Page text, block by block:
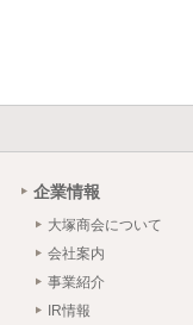
企業情報
大塚商会について
会社案内
事業紹介
IR情報